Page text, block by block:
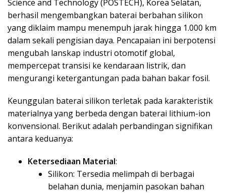
Science and Technology (POSTECH), Korea Selatan,
berhasil mengembangkan baterai berbahan silikon
yang diklaim mampu menempuh jarak hingga 1.000 km
dalam sekali pengisian daya. Pencapaian ini berpotensi
mengubah lanskap industri otomotif global,
mempercepat transisi ke kendaraan listrik, dan
mengurangi ketergantungan pada bahan bakar fosil.
Keunggulan baterai silikon terletak pada karakteristik
materialnya yang berbeda dengan baterai lithium-ion
konvensional. Berikut adalah perbandingan signifikan
antara keduanya:
Ketersediaan Material:
Silikon: Tersedia melimpah di berbagai
belahan dunia, menjamin pasokan bahan